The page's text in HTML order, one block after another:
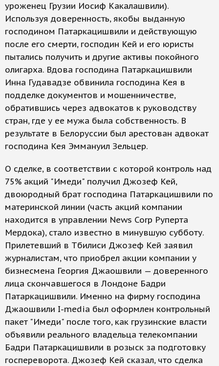
уроженец Грузии Иосиф Какалашвили).
Используя доверенность, якобы выданную
господином Патаркацишвили и действующую
после его смерти, господин Кей и его юристы
пытались получить и другие активы покойного
олигарха. Вдова господина Патаркацишвили
Инна Гудавадзе обвинила господина Кея в
подделке документов и мошенничестве,
обратившись через адвокатов к руководству
стран, где у ее мужа была собственность. В
результате в Белоруссии был арестован адвокат
господина Кея Эммануил Зельцер.
О сделке, в соответствии с которой контроль над
75% акций "Имеди" получил Джозеф Кей,
двоюродный брат господина Патаркацишвили по
материнской линии (часть акций компании
находится в управлении News Corp Руперта
Мердока), стало известно в минувшую субботу.
Прилетевший в Тбилиси Джозеф Кей заявил
журналистам, что приобрел акции компании у
бизнесмена Георгия Джаошвили — доверенного
лица скончавшегося в Лондоне Бадри
Патаркацишвили. Именно на фирму господина
Джаошвили I-media был оформлен контрольный
пакет "Имеди" после того, как грузинские власти
объявили реального владельца телекомпании
Бадри Патаркацишвили в розыск за подготовку
госпереворота. Джозеф Кей сказал, что сделка